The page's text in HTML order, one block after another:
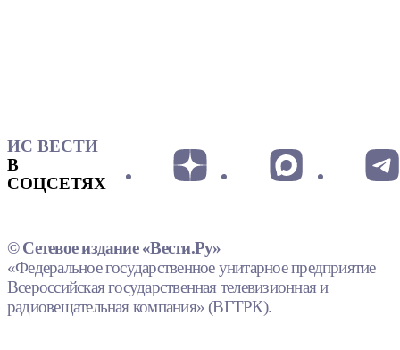
ИС ВЕСТИ
В
СОЦСЕТЯХ
© Сетевое издание «Вести.Ру»
«Федеральное государственное унитарное предприятие
Всероссийская государственная телевизионная и
радиовещательная компания» (ВГТРК).